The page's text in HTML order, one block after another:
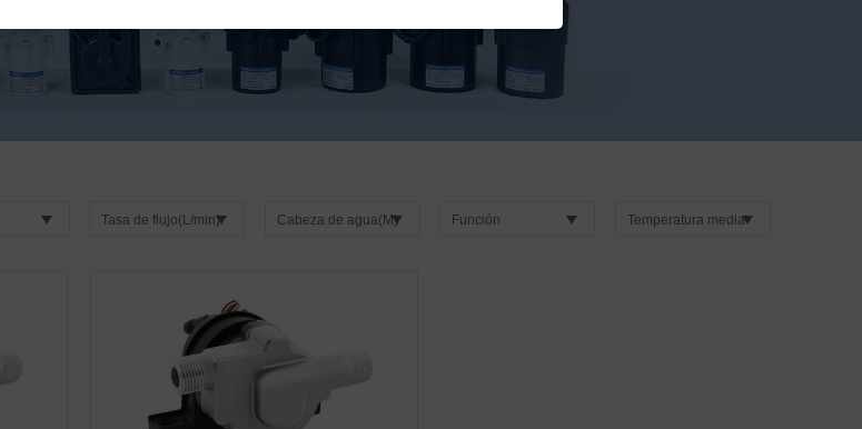
Tasa de flujo(L/min) Cabeza de agua(M) Función Temperatura media